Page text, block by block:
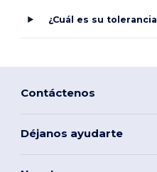
¿Cuál es su
Contáctenos
Déjanos ayudarte